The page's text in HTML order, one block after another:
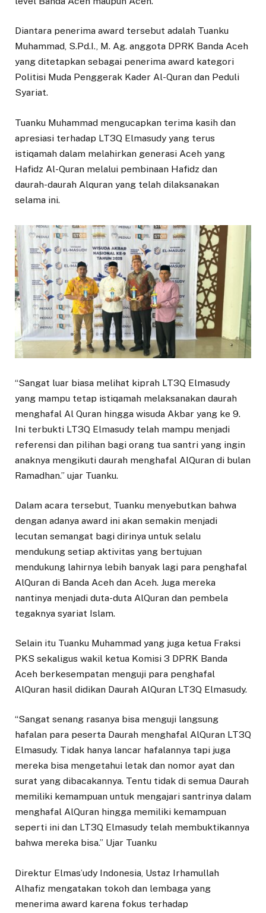
Diantara penerima award tersebut adalah Tuanku
Muhammad, S.Pd.I., M. Ag. anggota DPRK Banda Aceh
yang ditetapkan sebagai penerima award kategori
Politisi Muda Penggerak Kader Al-Quran dan Peduli
Syariat.
Tuanku Muhammad mengucapkan terima kasih dan
apresiasi terhadap LT3Q Elmasudy yang terus
istiqamah dalam melahirkan generasi Aceh yang
Hafidz Al-Quran melalui pembinaan Hafidz dan
daurah-daurah Alquran yang telah dilaksanakan
selama ini.
“Sangat luar biasa melihat kiprah LT3Q Elmasudy
yang mampu tetap istiqamah melaksanakan daurah
menghafal Al Quran hingga wisuda Akbar yang ke 9.
Ini terbukti LT3Q Elmasudy telah mampu menjadi
referensi dan pilihan bagi orang tua santri yang ingin
anaknya mengikuti daurah menghafal AlQuran di bulan
Ramadhan.” ujar Tuanku.
Dalam acara tersebut, Tuanku menyebutkan bahwa
dengan adanya award ini akan semakin menjadi
lecutan semangat bagi dirinya untuk selalu
mendukung setiap aktivitas yang bertujuan
mendukung lahirnya lebih banyak lagi para penghafal
AlQuran di Banda Aceh dan Aceh. Juga mereka
nantinya menjadi duta-duta AlQuran dan pembela
tegaknya syariat Islam.
Selain itu Tuanku Muhammad yang juga ketua Fraksi
PKS sekaligus wakil ketua Komisi 3 DPRK Banda
Aceh berkesempatan menguji para penghafal
AlQuran hasil didikan Daurah AlQuran LT3Q Elmasudy.
“Sangat senang rasanya bisa menguji langsung
hafalan para peserta Daurah menghafal AlQuran LT3Q
Elmasudy. Tidak hanya lancar hafalannya tapi juga
mereka bisa mengetahui letak dan nomor ayat dan
surat yang dibacakannya. Tentu tidak di semua Daurah
memiliki kemampuan untuk mengajari santrinya dalam
menghafal AlQuran hingga memiliki kemampuan
seperti ini dan LT3Q Elmasudy telah membuktikannya
bahwa mereka bisa.” Ujar Tuanku
Direktur Elmas’udy Indonesia, Ustaz Irhamullah
Alhafiz mengatakan tokoh dan lembaga yang
menerima award karena fokus terhadap